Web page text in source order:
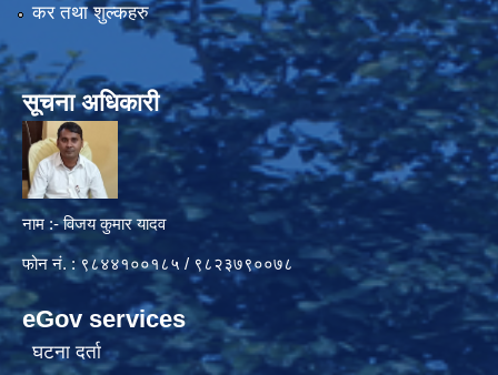
कर तथा शुल्कहरु
सूचना अधिकारी
नाम :- विजय कुमार यादव
फोन नं. : ९८४४१००१८५ / ९८२३७९००७८
eGov services
घटना दर्ता